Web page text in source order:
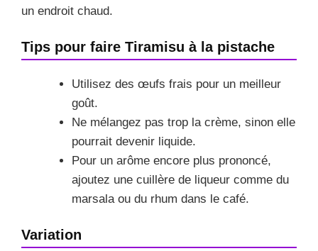
un endroit chaud.
Tips pour faire Tiramisu à la pistache
Utilisez des œufs frais pour un meilleur
goût.
Ne mélangez pas trop la crème, sinon elle
pourrait devenir liquide.
Pour un arôme encore plus prononcé,
ajoutez une cuillère de liqueur comme du
marsala ou du rhum dans le café.
Variation